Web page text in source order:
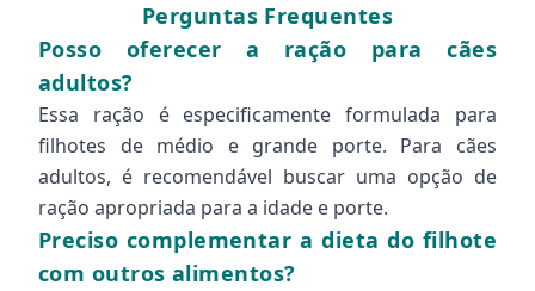
Perguntas Frequentes
Posso oferecer a ração para cães
adultos?
Essa ração é especificamente formulada para
filhotes de médio e grande porte. Para cães
adultos, é recomendável buscar uma opção de
ração apropriada para a idade e porte.
Preciso complementar a dieta do filhote
com outros alimentos?